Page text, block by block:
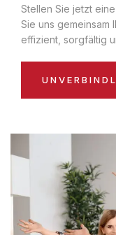
Stellen Sie jetzt eine
Sie uns gemeinsam
effizient, sorgfältig